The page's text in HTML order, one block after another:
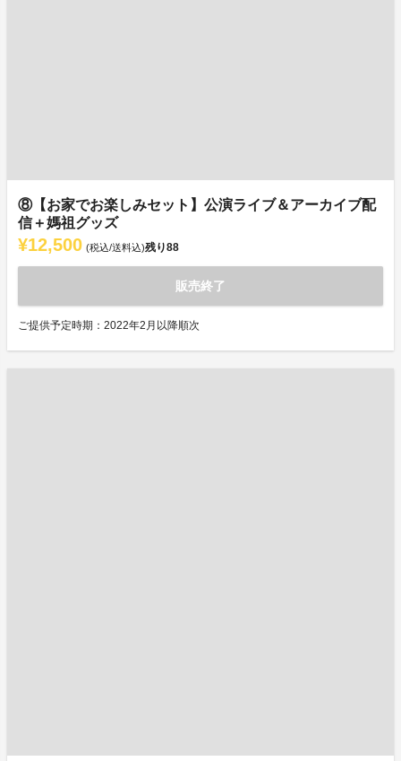
⑧【お家でお楽しみセット】公演ライブ＆アーカイブ配
信＋媽祖グッズ
¥12,500 (税込/送料込)残り88
販売終了
ご提供予定時期：2022年2月以降順次